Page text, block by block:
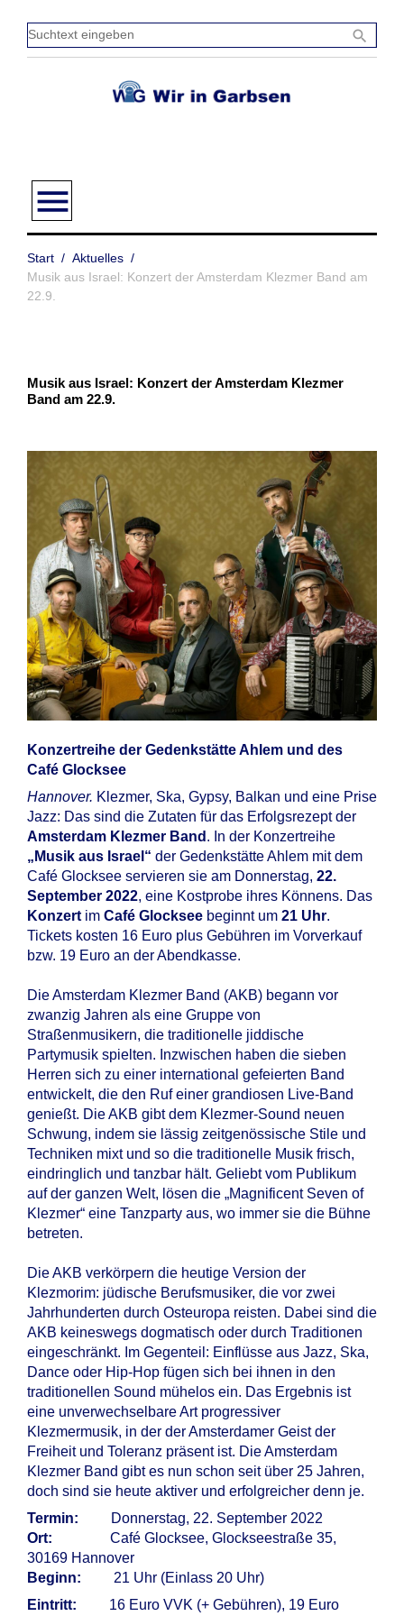
Inhalt
springen
search
menu
Start / Aktuelles /
Musik aus Israel: Konzert der Amsterdam Klezmer Band am
22.9.
Musik aus Israel: Konzert der Amsterdam Klezmer
Band am 22.9.
Konzertreihe der Gedenkstätte Ahlem und des
Café Glocksee
Hannover. Klezmer, Ska, Gypsy, Balkan und eine Prise
Jazz: Das sind die Zutaten für das Erfolgsrezept der
Amsterdam Klezmer Band . In der Konzertreihe
„Musik aus Israel“ der Gedenkstätte Ahlem mit dem
Café Glocksee servieren sie am Donnerstag, 22.
September 2022, eine Kostprobe ihres Könnens. Das
Konzert im Café Glocksee beginnt um 21 Uhr.
Tickets kosten 16 Euro plus Gebühren im Vorverkauf
bzw. 19 Euro an der Abendkasse.
Die Amsterdam Klezmer Band (AKB) begann vor
zwanzig Jahren als eine Gruppe von
Straßenmusikern, die traditionelle jiddische
Partymusik spielten. Inzwischen haben die sieben
Herren sich zu einer international gefeierten Band
entwickelt, die den Ruf einer grandiosen Live-Band
genießt. Die AKB gibt dem Klezmer-Sound neuen
Schwung, indem sie lässig zeitgenössische Stile und
Techniken mixt und so die traditionelle Musik frisch,
eindringlich und tanzbar hält. Geliebt vom Publikum
auf der ganzen Welt, lösen die „Magnificent Seven of
Klezmer“ eine Tanzparty aus, wo immer sie die Bühne
betreten.
Die AKB verkörpern die heutige Version der
Klezmorim: jüdische Berufsmusiker, die vor zwei
Jahrhunderten durch Osteuropa reisten. Dabei sind die
AKB keineswegs dogmatisch oder durch Traditionen
eingeschränkt. Im Gegenteil: Einflüsse aus Jazz, Ska,
Dance oder Hip-Hop fügen sich bei ihnen in den
traditionellen Sound mühelos ein. Das Ergebnis ist
eine unverwechselbare Art progressiver
Klezmermusik, in der der Amsterdamer Geist der
Freiheit und Toleranz präsent ist. Die Amsterdam
Klezmer Band gibt es nun schon seit über 25 Jahren,
doch sind sie heute aktiver und erfolgreicher denn je.
Termin:
Donnerstag, 22. September 2022
Ort: Café Glocksee, Glockseestraße 35,
30169 Hannover
Beginn: 21 Uhr (Einlass 20 Uhr)
Eintritt: 16 Euro VVK (+ Gebühren), 19 Euro